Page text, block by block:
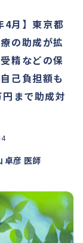
4月】東京都
の助成が拡
精などの保
己負担額も
まで助成対
卓彦 医師